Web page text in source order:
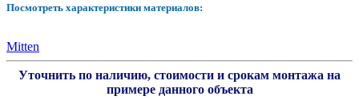
Посмотреть характеристики материалов:
Mitten
Уточнить по наличию, стоимости и срокам монтажа на
примере данного объекта